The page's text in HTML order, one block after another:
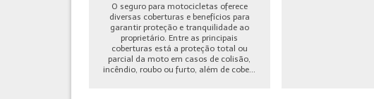
O seguro para motocicletas oferece
diversas coberturas e benefícios para
garantir proteção e tranquilidade ao
proprietário. Entre as principais
coberturas está a proteção total ou
parcial da moto em casos de colisão,
incêndio, roubo ou furto, além de cobe...